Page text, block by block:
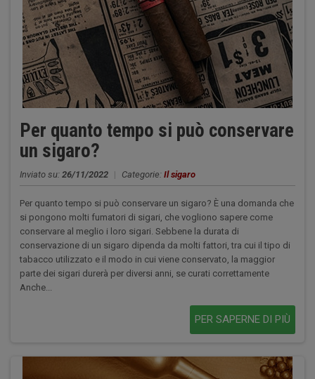
Per quanto tempo si può conservare
un sigaro?
Inviato su: 26/11/2022 | Categorie: Il sigaro
Per quanto tempo si può conservare un sigaro? È una domanda che
si pongono molti fumatori di sigari, che vogliono sapere come
conservare al meglio i loro sigari. Sebbene la durata di
conservazione di un sigaro dipenda da molti fattori, tra cui il tipo di
tabacco utilizzato e il modo in cui viene conservato, la maggior
parte dei sigari durerà per diversi anni, se curati correttamente
Anche...
PER SAPERNE DI PIÙ